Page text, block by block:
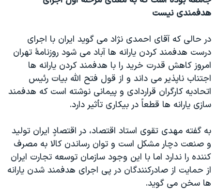
هدفمندی نيست
در حالی که آقای احمدی نژاد می گويد ايران با اجرای
درست هدفمند کردن يارانه ها آباد می شود روزنامۀ تهران
امروز کاهش قدرت خريد را با هدفمند کردن يارانه ها
اجتناب ناپذير می داند و از قول فتح الله بيات رئيس
اتحاديه کارگران قراردادی و پيمانی نوشته است که هدفمند
سازی يارانه ها قطعاً در بيکاری تأثير دارد.
به گفته مهدی تقوی استاد اقتصاد، در اقتصادٍ ايران توليد
و صنعت دچار مشکل است و توان رساندن کالا به مصرف
کننده را ندارد اما با اين وجود سازمان توسعه تجارت ايران
از حمايت از صادرکنندگان در پی اجرای هدفمند شدن يارانه
ها سخن می گويد.